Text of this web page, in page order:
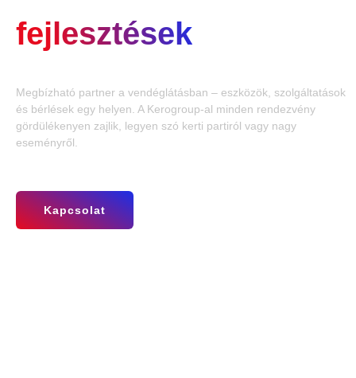
Megbízható partner a vendéglátásban – eszközök, szolgáltatások
és bérlések egy helyen. A Kerogroup-al minden rendezvény
gördülékenyen zajlik, legyen szó kerti partiról vagy nagy
eseményről.
Kapcsolat